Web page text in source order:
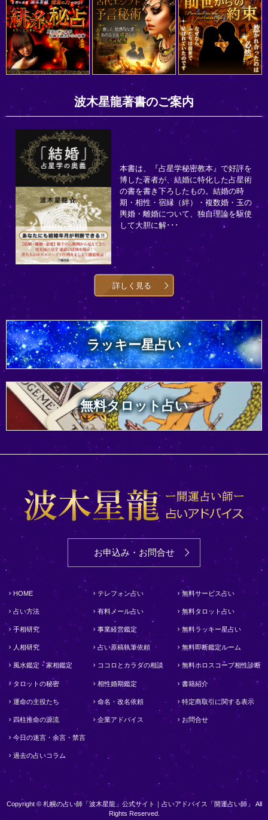
波木星龍著書のご案内
本書は、『占星学秘密教本』で好評を
博した著者が、結婚に特化した占星術
の書を書き下ろしたもの。結婚の時
期・相性・宿縁（絆）・複数婚・玉の
輿婚・離婚について、独自理論を駆使
して大胆に解･･･
詳しく見る
ラッキー星占い
無料タロット占い
お申込み・お問合せ
HOME
占い方法
手相研究
人相研究
風水鑑定・家相鑑定
タロットの秘密
運命の主役たち
四柱推命の源流
今日の迷言・余言・禁言
過去の占いコラム
テレフォン占い
有料メール占い
事業経営鑑定
占い原稿執筆依頼
ココロとカラダの相談
相性婚期鑑定
命名・改名依頼
企業アドバイス
無料サービス占い
無料タロット占い
無料ラッキー星占い
無料即断鑑定ルーム
無料ホロスコープ相性診断
書籍紹介
特定商取引に関する表示
お問合せ
Copyright © 札幌の占い師「波木星龍」公式サイト｜占いアドバイス「開運占い師」 All
Rights Reserved.